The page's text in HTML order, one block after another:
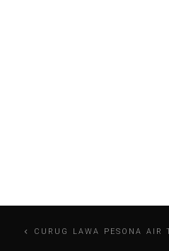
Navigasi
CURUG LAWA PESONA AIR